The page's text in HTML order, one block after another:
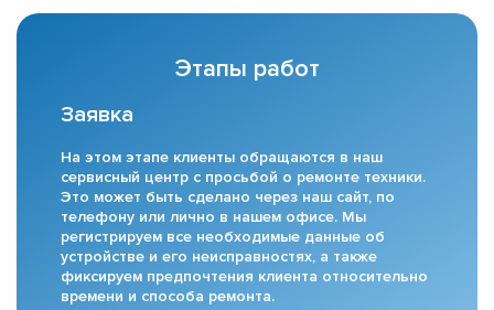
Этапы работ
Заявка
На этом этапе клиенты обращаются в наш
сервисный центр с просьбой о ремонте техники.
Это может быть сделано через наш сайт, по
телефону или лично в нашем офисе. Мы
регистрируем все необходимые данные об
устройстве и его неисправностях, а также
фиксируем предпочтения клиента относительно
времени и способа ремонта.